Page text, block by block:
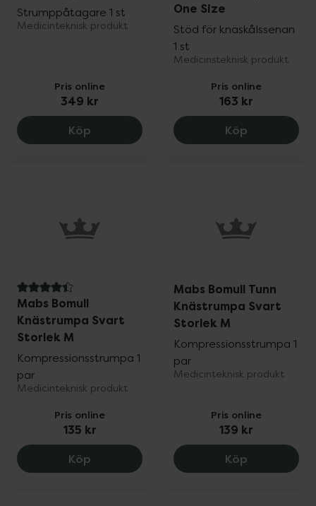
Strumppåtagare 1 st
Medicinteknisk produkt
Pris online
349 kr
Köp Mabs Benjamin, 349 kr.
One Size
Stöd för knäskålssenan
1 st
Medicinsteknisk produkt
Pris online
163 kr
Köp Mabs
4.4 av 5 i omdöme
Mabs Bomull
Knästrumpa Svart
Storlek M
Kompressionsstrumpa 1
par
Medicinteknisk produkt
Pris online
135 kr
Köp Mabs Bomull Knästrumpa Svart Storlek
Mabs Bomull Tunn
Knästrumpa Svart
Storlek M
Kompressionsstrumpa 1
par
Medicinteknisk produkt
Pris online
139 kr
Köp Mabs